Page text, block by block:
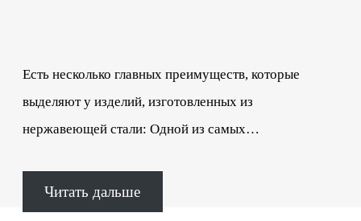
Есть несколько главных преимуществ, которые
выделяют у изделий, изготовленных из
нержавеющей стали: Одной из самых…
Читать дальше